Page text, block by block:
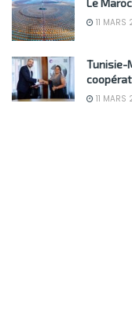
Le
11
Tunisie-
11